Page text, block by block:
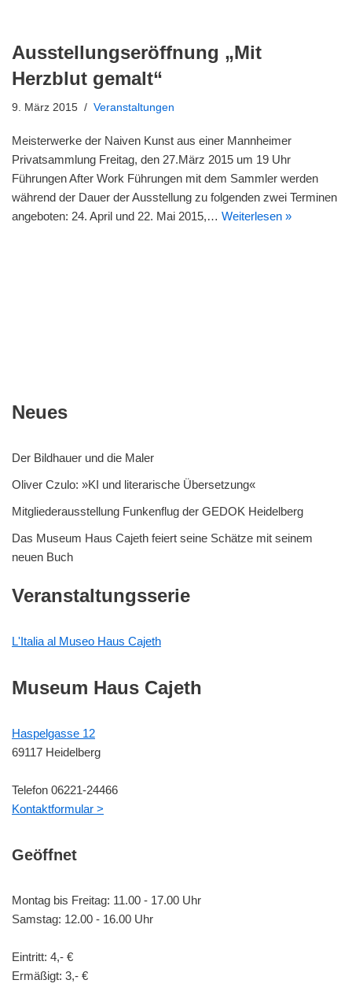
Ausstellungseröffnung „Mit
Herzblut gemalt“
9. März 2015 Veranstaltungen
Meisterwerke der Naiven Kunst aus einer Mannheimer
Privatsammlung Freitag, den 27.März 2015 um 19 Uhr
Führungen After Work Führungen mit dem Sammler werden
während der Dauer der Ausstellung zu folgenden zwei Terminen
angeboten: 24. April und 22. Mai 2015,… Weiterlesen »
Neues
Der Bildhauer und die Maler
Oliver Czulo: »KI und literarische Übersetzung«
Mitgliederausstellung Funkenflug der GEDOK Heidelberg
Das Museum Haus Cajeth feiert seine Schätze mit seinem
neuen Buch
Veranstaltungsserie
L'Italia al Museo Haus Cajeth
Museum Haus Cajeth
Haspelgasse 12
69117 Heidelberg
Telefon 06221-24466
Kontaktformular >
Geöffnet
Montag bis Freitag: 11.00 - 17.00 Uhr
Samstag: 12.00 - 16.00 Uhr
Eintritt: 4,- €
Ermäßigt: 3,- €